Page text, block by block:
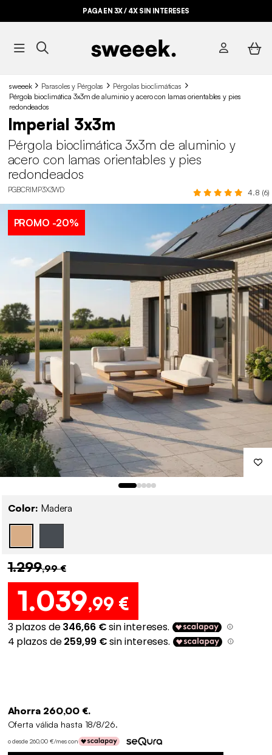
PAGA EN 3X / 4X SIN INTERESES
sweeek Parasoles y Pérgolas
Pérgolas bioclimáticas
Pérgola bioclimática 3x3m de aluminio y acero con lamas orientables y pies
redondeados
Imperial 3x3m
Pérgola bioclimática 3x3m de aluminio y
acero con lamas orientables y pies
redondeados
PGBCRIMP3X3WD 4.8 (6)
PROMO -20%
Color: Madera
1.299,99 €
1.039,99 €
Ahorra 260,00 €.
Oferta válida hasta 18/8/26.
o desde 260,00 €/mes con